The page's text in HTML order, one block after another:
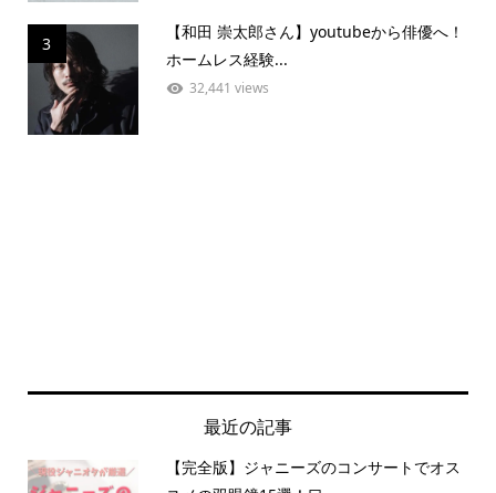
3
【和田 崇太郎さん】youtubeから俳優へ！
ホームレス経験...
32,441 views
最近の記事
【完全版】ジャニーズのコンサートでオス